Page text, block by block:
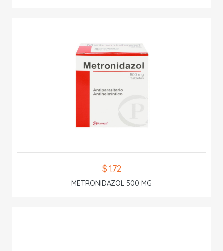
$ 1.72
METRONIDAZOL 500 MG